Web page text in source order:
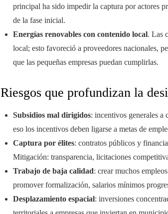
principal ha sido impedir la captura por actores
de la fase inicial.
Energías renovables con contenido local. Las
local; esto favoreció a proveedores nacionales,
que las pequeñas empresas puedan cumplirlas.
Riesgos que profundizan la
Subsidios mal dirigidos: incentivos generales a
eso los incentivos deben ligarse a metas de
Captura por élites: contratos públicos y
Mitigación: transparencia, licitaciones
Trabajo de baja calidad: crear muchos
promover formalización, salarios mínimos
Desplazamiento espacial: inversiones